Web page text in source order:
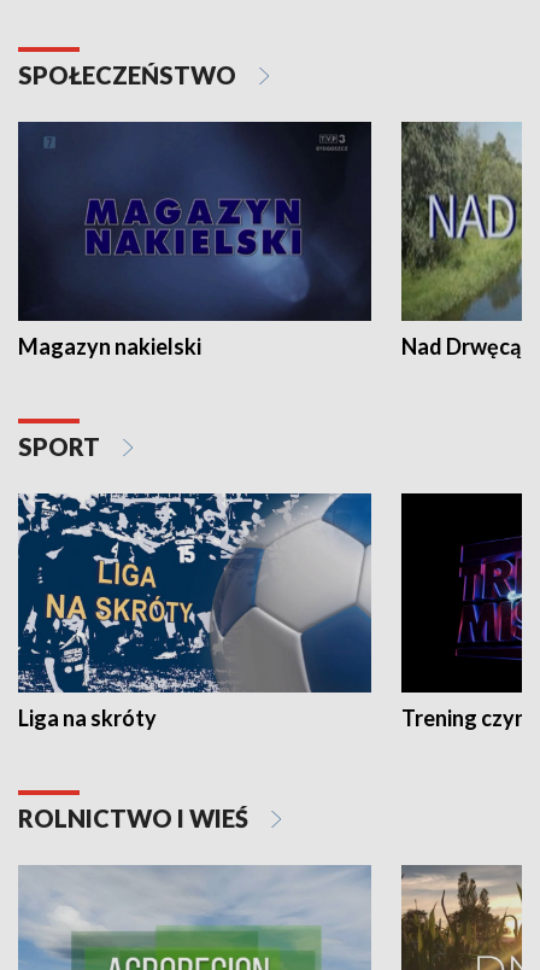
SPOŁECZEŃSTWO
Magazyn nakielski Nad Drwęcą
SPORT
Liga na skróty Trening czyni
ROLNICTWO I WIEŚ